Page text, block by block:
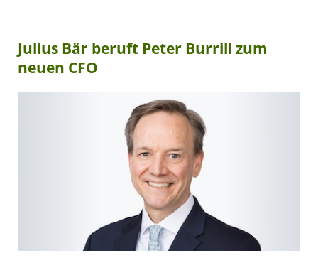
Julius Bär beruft Peter Burrill zum
neuen CFO